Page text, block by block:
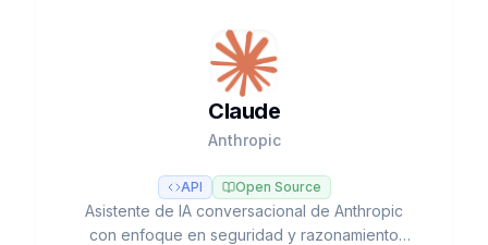
Claude
Anthropic
API Open Source
Asistente de IA conversacional de Anthropic
con enfoque en seguridad y razonamiento